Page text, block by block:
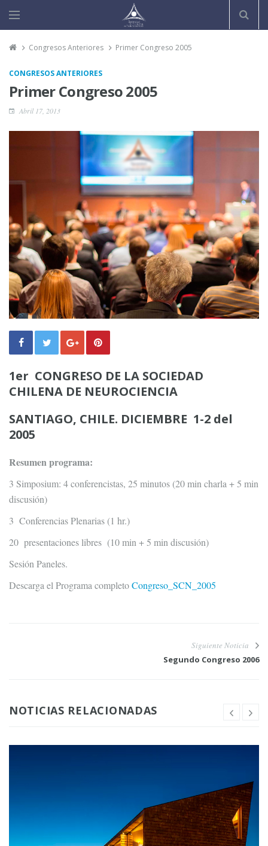
Congresos Anteriores Primer Congreso 2005
CONGRESOS ANTERIORES
Primer Congreso 2005
Abril 17, 2013
1er CONGRESO DE LA SOCIEDAD
CHILENA DE NEUROCIENCIA
SANTIAGO, CHILE. DICIEMBRE 1-2 del
2005
Resumen programa:
3 Simposium: 4 conferencistas, 25 minutos (20 min charla + 5 min
discusión)
3 Conferencias Plenarias (1 hr.)
20 presentaciones libres (10 min + 5 min discusión)
Sesión Paneles.
Descarga el Programa completoCongreso_SCN_2005
Siguiente Noticia
Segundo Congreso 2006
NOTICIAS RELACIONADAS